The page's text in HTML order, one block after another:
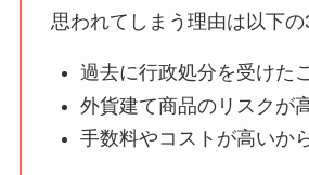
怪し
本当
【怪
思われてしまう理由は以下の
過去に行政処分を受けた
外貨建て商品のリスクが
手数料やコストが高いか